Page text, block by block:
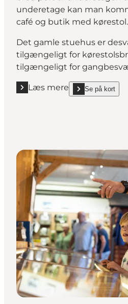
underetage kan man
café og butik med kørestol.
Det gamle stuehus er
tilgængeligt for
tilgængeligt for
Læs mere
Læs mere "Odder Museum"
Se på kort
show Odder